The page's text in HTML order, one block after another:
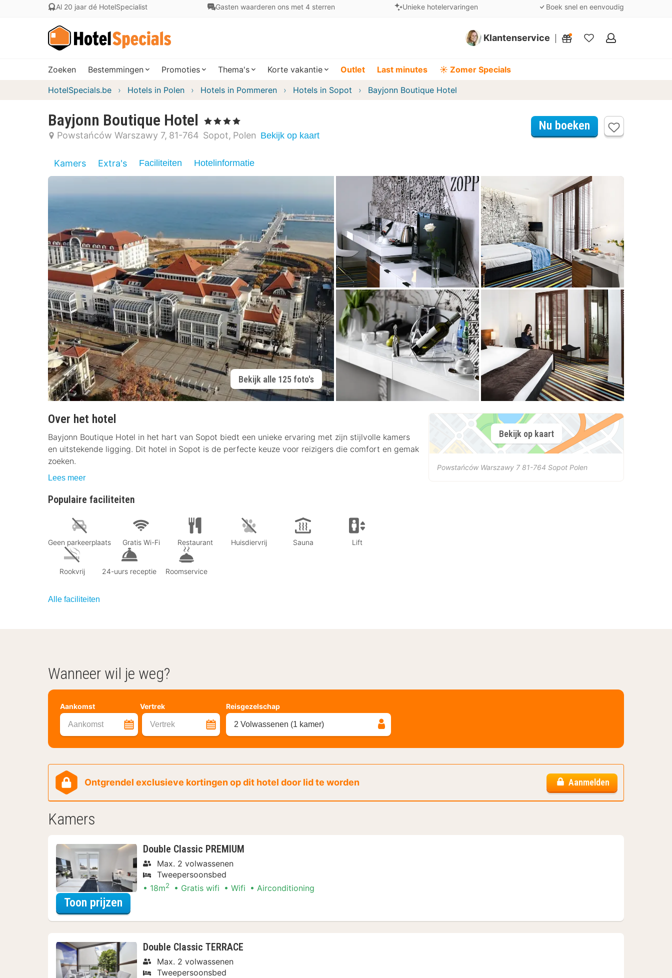
Al 20 jaar dé HotelSpecialist Gasten waarderen ons met 4 sterren Unieke hotelervaringen Boek snel en eenvoudig
Klantenservice
Mijn
Zoeken Bestemmingen Promoties Thema's Korte vakantie Outlet Last minutes ☀️ Zomer Specials
HotelSpecials.be Hotels in Polen Hotels in Pommeren Hotels in Sopot Bayjonn Boutique Hotel
Bayjonn Boutique Hotel , 4 Sterren
Powstańców Warszawy 7 81-764 Sopot Polen Bekijk op kaart
Nu boeken
Kamers Extra's Faciliteiten Hotelinformatie
Bekijk alle 125 foto's
Over het hotel
Bayjonn Boutique Hotel in het hart van Sopot biedt een unieke ervaring met zijn stijlvolle kamers
en uitstekende ligging. Dit hotel in Sopot is de perfecte keuze voor reizigers die comfort en gemak
zoeken.
Lees meer
Populaire faciliteiten
Geen parkeerplaats Gratis Wi-Fi Restaurant Huisdiervrij Sauna Lift
Rookvrij 24-uurs receptie Roomservice
Alle faciliteiten
Bekijk op kaart
Powstańców Warszawy 7 81-764 Sopot Polen
Wanneer wil je weg?
Aankomst Vertrek
Aankomst Vertrek
Reisgezelschap
2 Volwassenen (1 kamer)
Ontgrendel exclusieve kortingen op dit hotel door lid te worden Aanmelden
Kamers
Double Classic PREMIUM
Max. 2 volwassenen
Tweepersoonsbed
18m2 Gratis wifi Wifi Airconditioning
Toon prijzen
Double Classic TERRACE
Max. 2 volwassenen
Tweepersoonsbed